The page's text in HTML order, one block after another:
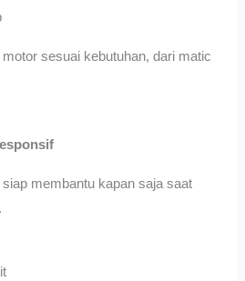
sesuai kebutuhan, dari matic
membantu kapan saja saat